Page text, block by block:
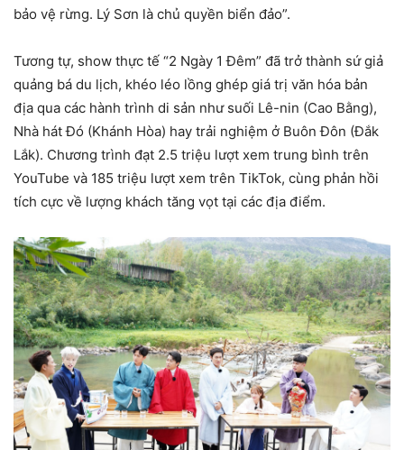
bảo vệ rừng. Lý Sơn là chủ quyền biển đảo”.
Tương tự, show thực tế “2 Ngày 1 Đêm” đã trở thành sứ giả
quảng bá du lịch, khéo léo lồng ghép giá trị văn hóa bản
địa qua các hành trình di sản như suối Lê-nin (Cao Bằng),
Nhà hát Đó (Khánh Hòa) hay trải nghiệm ở Buôn Đôn (Đắk
Lắk). Chương trình đạt 2.5 triệu lượt xem trung bình trên
YouTube và 185 triệu lượt xem trên TikTok, cùng phản hồi
tích cực về lượng khách tăng vọt tại các địa điểm.